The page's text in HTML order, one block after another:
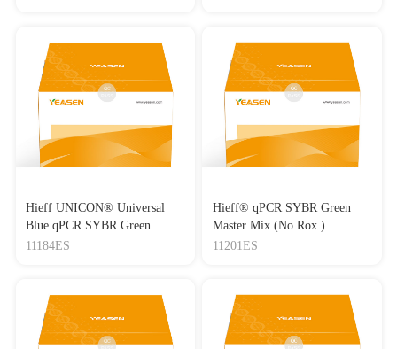
BIOENGINEERING
DOI：10.1002/bit.26863
IF：3.95
Protective effect of human umbilical cord mesenchymal
stem cell derived conditioned medium in a mutant TDP-43
induced motoneuron-like cellular model of ALS
Journal：BRAIN RESEARCH BULLETIN | DOI：
10.1016/j.brainresbull.2022.12.008
IF：3.72
Journal：Horticulturae
10.3390/horticulturae12020191
IF：3.4
Journal：CURRENT GENETICS
DOI：10.1007/s00294-
021-01218-8
| IF：2.7
Hieff UNICON® Universal
Blue qPCR SYBR Green
Master Mix
11184ES
Hieff® qPCR SYBR Green
Master Mix (No Rox )
11201ES